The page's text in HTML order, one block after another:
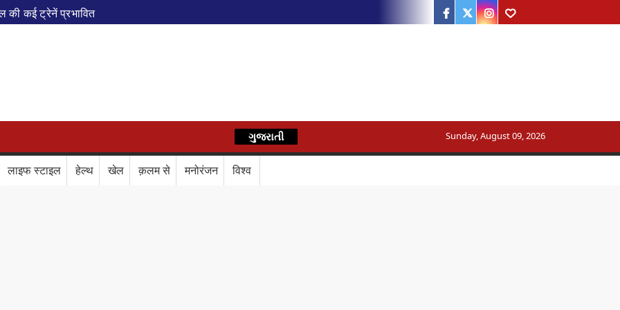
की कई ट्रेनें प्रभावित
ट्रेन
विस्तारित
में बड़ा बदलाव
ऑफ इंडिया’ सम्मान
दिया बड़ा संदेश
Train Route Diversion: अहमदाबाद–दरभंगा स्पेशल ट्रेन का मार्ग बदला
डिजिटल कवच
BPCL Ethanol Case: इथेनॉल आवंटन विवाद पर सरकार का जवाब
Facebook
Twitter
Instagram
Youtube
हिन्दी
ગુજરાતી Sunday, August 09, 2026
लाइफ स्टाइल हेल्थ खेल क़लम से मनोरंजन विश्व